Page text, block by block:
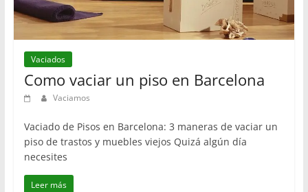
Vaciados
Como vaciar un piso en Barcelona
Vaciamos
Vaciado de Pisos en Barcelona: 3 maneras de vaciar un
piso de trastos y muebles viejos Quizá algún día
necesites
Leer más